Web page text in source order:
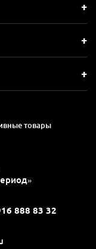
товары
888 83 32